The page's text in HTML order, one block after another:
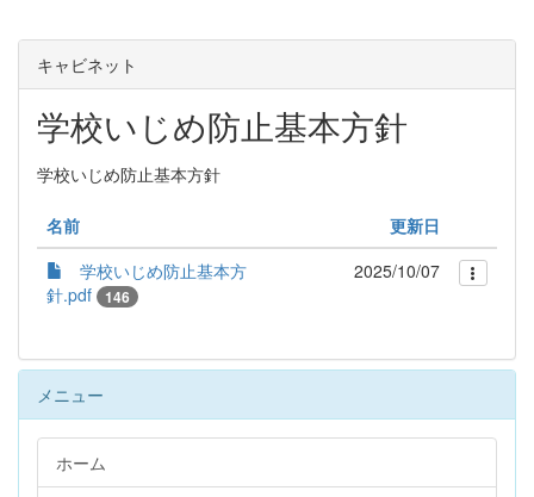
キャビネット
学校いじめ防止基本方針
学校いじめ防止基本方針
名前
更新日
学校いじめ防止基本方
針.pdf
146
2025/10/07
メニュー
ホーム